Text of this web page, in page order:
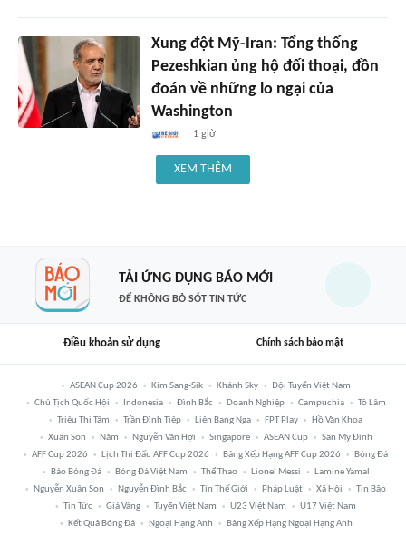
Xung đột Mỹ-Iran: Tổng thống
Pezeshkian ủng hộ đối thoại, đồn
đoán về những lo ngại của
Washington
1 giờ
XEM THÊM
TẢI ỨNG DỤNG BÁO MỚI
ĐỂ KHÔNG BỎ SÓT TIN TỨC
Điều khoản sử dụng Chính sách bảo mật
ASEAN Cup 2026 Kim Sang-Sik Khánh Sky
Đội Tuyển Việt Nam
Chủ Tịch Quốc Hội
Indonesia Đình Bắc Doanh Nghiệp Campuchia
Tô Lâm
Triệu Thị Tâm
Trần Đình Tiệp Liên Bang Nga FPT Play
Hồ Văn Khoa
Xuân Son
Năm Nguyễn Văn Hợi Singapore ASEAN Cup
Sân Mỹ Đình
AFF Cup 2026
Lịch Thi Đấu AFF Cup 2026 Bảng Xếp Hạng AFF Cup 2026
Bóng Đá
Báo Bóng Đá
Bóng Đá Việt Nam Thể Thao Lionel Messi
Lamine Yamal
Nguyễn Xuân Son
Nguyễn Đình Bắc Tin Thế Giới Pháp Luật Xã Hội
Tin Bão
Tin Tức
Giá Vàng Tuyển Việt Nam U23 Việt Nam
U17 Việt Nam
Kết Quả Bóng Đá
Ngoại Hạng Anh
Bảng Xếp Hạng Ngoại Hạng Anh